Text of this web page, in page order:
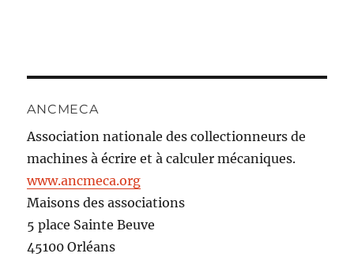
ANCMECA
Association nationale des collectionneurs de
machines à écrire et à calculer mécaniques.
www.ancmeca.org
Maisons des associations
5 place Sainte Beuve
45100 Orléans